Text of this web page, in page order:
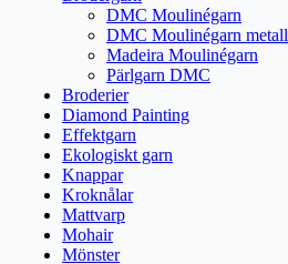
DMC Moulinégarn
DMC Moulinégarn metall
Madeira Moulinégarn
Pärlgarn DMC
Broderier
Diamond Painting
Effektgarn
Ekologiskt garn
Knappar
Kroknålar
Mattvarp
Mohair
Mönster